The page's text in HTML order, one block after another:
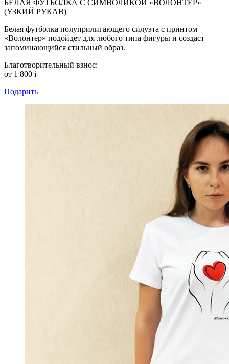
БЕЛАЯ ФУТБОЛКА С СИМВОЛИКОЙ «ВОЛОНТЕР»
(УЗКИЙ РУКАВ)
Белая футболка полуприлигающего силуэта с принтом
«Волонтер» подойдет для любого типа фигуры и создаст
запоминающийся стильный образ.
Благотворительный взнос:
от 1 800 i
Подарить